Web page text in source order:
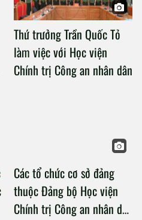
Thứ trưởng Trần Quốc Tỏ
làm việc với Học viện
Chính trị Công an nhân dân
Các tổ chức cơ sở đảng
thuộc Đảng bộ Học viện
Chính trị Công an nhân dân